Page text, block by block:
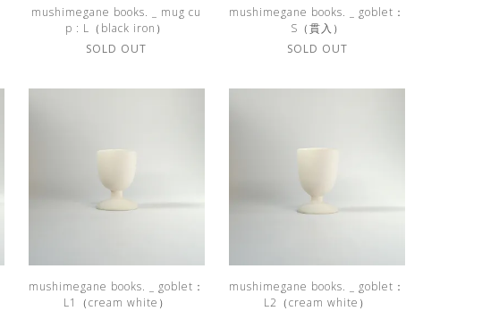
mushimegane books. _ mug cu
p : L（black iron）
SOLD OUT
mushimegane books. _ goblet：
S（貫入）
SOLD OUT
mushimegane books. _ goblet：
L1（cream white）
mushimegane books. _ goblet：
L2（cream white）